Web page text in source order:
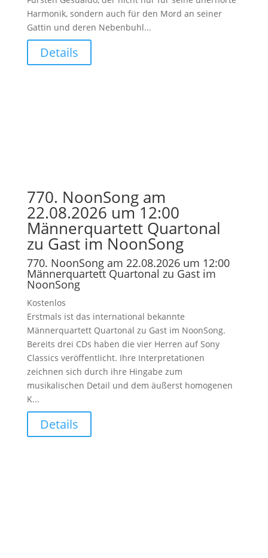
Harmonik, sondern auch für den Mord an seiner
Gattin und deren Nebenbuhl...
Details
770. NoonSong am
22.08.2026 um 12:00
Männerquartett Quartonal
zu Gast im NoonSong
770. NoonSong am 22.08.2026 um 12:00
Männerquartett Quartonal zu Gast im
NoonSong
Kostenlos
Erstmals ist das international bekannte
Männerquartett Quartonal zu Gast im NoonSong.
Bereits drei CDs haben die vier Herren auf Sony
Classics veröffentlicht. Ihre Interpretationen
zeichnen sich durch ihre Hingabe zum
musikalischen Detail und dem äußerst homogenen
K...
Details